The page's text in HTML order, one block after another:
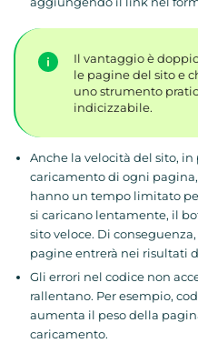
Il vantaggio è
le pagine del sito e
uno strumento
indicizzabile.
Anche la velocità del sito,
caricamento di ogni
hanno un tempo limitato
si caricano lentamente, il
sito veloce. Di
pagine entrerà nei risultati
Gli errori nel codice non
rallentano. Per esempio,
aumenta il peso della
caricamento.